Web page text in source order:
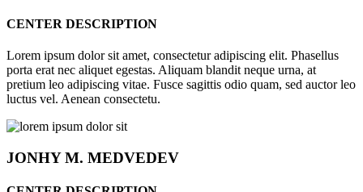
CENTER DESCRIPTION
Lorem ipsum dolor sit amet, consectetur adipiscing elit. Phasellus
porta erat nec aliquet egestas. Aliquam blandit neque urna, at
pretium leo adipiscing vitae. Fusce sagittis odio quam, sed auctor leo
luctus vel. Aenean consectetu.
JONHYM. MEDVEDEV